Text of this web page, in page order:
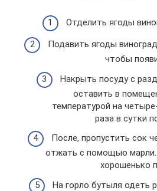
Отделить ягоды
Подавить ягоды
чтобы
Накрыть посуду с
оставить в
температурой на
раза в сутки
После, пропустить сок
отжать с помощью марли.
хорошенько
На горло бутыля одеть